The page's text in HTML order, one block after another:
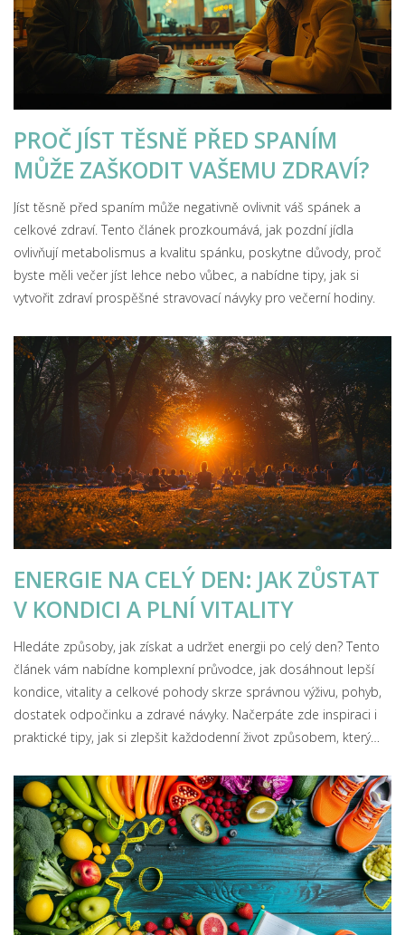
PROČ JÍST TĚSNĚ PŘED SPANÍM
MŮŽE ZAŠKODIT VAŠEMU ZDRAVÍ?
Jíst těsně před spaním může negativně ovlivnit váš spánek a
celkové zdraví. Tento článek prozkoumává, jak pozdní jídla
ovlivňují metabolismus a kvalitu spánku, poskytne důvody, proč
byste měli večer jíst lehce nebo vůbec, a nabídne tipy, jak si
vytvořit zdraví prospěšné stravovací návyky pro večerní hodiny.
ENERGIE NA CELÝ DEN: JAK ZŮSTAT
V KONDICI A PLNÍ VITALITY
Hledáte způsoby, jak získat a udržet energii po celý den? Tento
článek vám nabídne komplexní průvodce, jak dosáhnout lepší
kondice, vitality a celkové pohody skrze správnou výživu, pohyb,
dostatek odpočinku a zdravé návyky. Načerpáte zde inspiraci i
praktické tipy, jak si zlepšit každodenní život způsobem, který